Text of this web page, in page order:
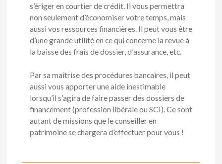
s’ériger en courtier de crédit. Il vous permettra
non seulement d’économiser votre temps, mais
aussi vos ressources financières. Il peut vous être
d’une grande utilité en ce qui concerne la revue à
la baisse des frais de dossier, d’assurance, etc.
Par sa maîtrise des procédures bancaires, il peut
aussi vous apporter une aide inestimable
lorsqu’il s’agira de faire passer des dossiers de
financement (profession libérale ou SCI). Ce sont
autant de missions que le conseiller en
patrimoine se chargera d’effectuer pour vous !